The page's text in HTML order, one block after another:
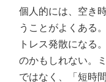
個人的には、空き
うことがよくある
トレス発散になる
のかもしれない。
ではなく、「短時